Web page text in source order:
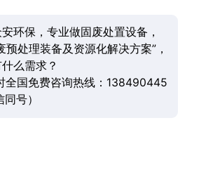
环保，专业做固废处置设备，
预处理装备及资源化解决方案”，
么需求？
全国免费咨询热线：138490445
号）